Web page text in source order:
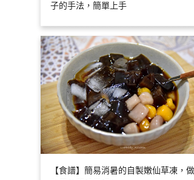
子的手法，簡單上手
【食譜】簡易消暑的自製嫩仙草凍，